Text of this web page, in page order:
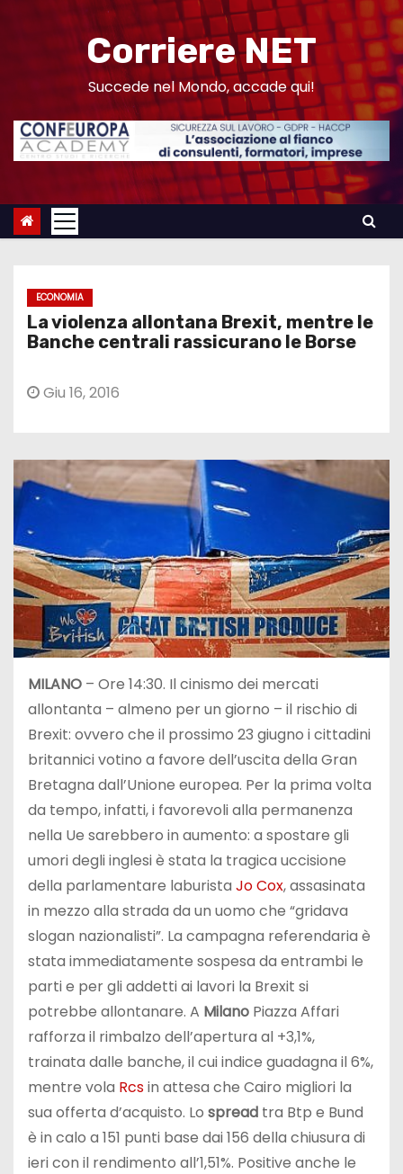
n
Corriere NET
Succede nel Mondo, accade qui!
ECONOMIA
La violenza allontana Brexit, mentre le
Banche centrali rassicurano le Borse
Giu 16, 2016
MILANO – Ore 14:30. Il cinismo dei mercati
allontanta – almeno per un giorno – il rischio di
Brexit: ovvero che il prossimo 23 giugno i cittadini
britannici votino a favore dell’uscita della Gran
Bretagna dall’Unione europea. Per la prima volta
da tempo, infatti, i favorevoli alla permanenza
nella Ue sarebbero in aumento: a spostare gli
umori degli inglesi è stata la tragica uccisione
della parlamentare laburista Jo Cox, assasinata
in mezzo alla strada da un uomo che “gridava
slogan nazionalisti”. La campagna referendaria è
stata immediatamente sospesa da entrambi le
parti e per gli addetti ai lavori la Brexit si
potrebbe allontanare. A Milano Piazza Affari
rafforza il rimbalzo dell’apertura al +3,1%,
trainata dalle banche, il cui indice guadagna il 6%,
mentre vola Rcsin attesa che Cairo migliori la
sua offerta d’acquisto. Lo spread tra Btp e Bund
è in calo a 151 punti base dai 156 della chiusura di
ieri con il rendimento all’1,51%. Positive anche le